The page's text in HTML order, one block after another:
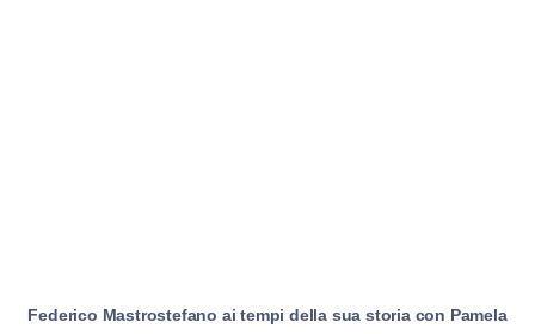
Federico Mastrostefano ai tempi della sua storia con Pamela